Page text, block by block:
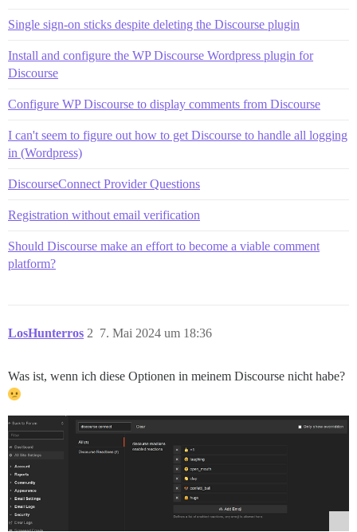
Single sign-on sticks despite deleting the Discourse plugin
Install and configure the WP Discourse Wordpress plugin for
Discourse
Configure WP Discourse to display comments from Discourse
I can't seem to figure out how to get Discourse to handle all logging
in (Wordpress)
DiscourseConnect Provider Questions
Registration without email verification
Should Discourse make an effort to become a viable comment
platform?
LosHunterros 7. Mai 2024 um 18:36
2
Was ist, wenn ich diese Optionen in meinem Discourse nicht habe?